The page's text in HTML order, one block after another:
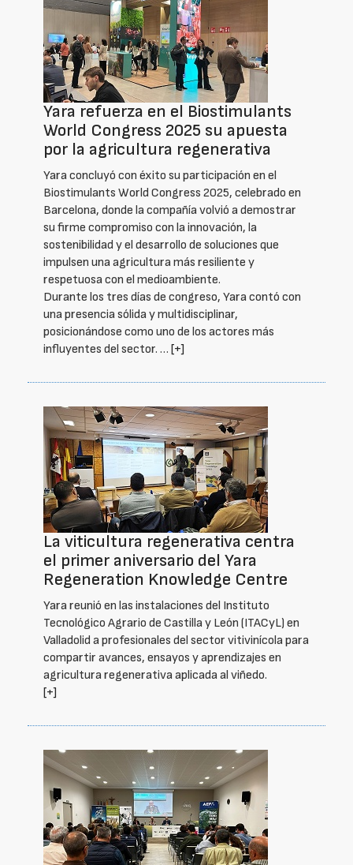
Yara refuerza en el Biostimulants
World Congress 2025 su apuesta
por la agricultura regenerativa
Yara concluyó con éxito su participación en el
Biostimulants World Congress 2025, celebrado en
Barcelona, donde la compañía volvió a demostrar
su firme compromiso con la innovación, la
sostenibilidad y el desarrollo de soluciones que
impulsen una agricultura más resiliente y
respetuosa con el medioambiente.
Durante los tres días de congreso, Yara contó con
una presencia sólida y multidisciplinar,
posicionándose como uno de los actores más
influyentes del sector. … [+]
La viticultura regenerativa centra
el primer aniversario del Yara
Regeneration Knowledge Centre
Yara reunió en las instalaciones del Instituto
Tecnológico Agrario de Castilla y León (ITACyL) en
Valladolid a profesionales del sector vitivinícola para
compartir avances, ensayos y aprendizajes en
agricultura regenerativa aplicada al viñedo.
[+]